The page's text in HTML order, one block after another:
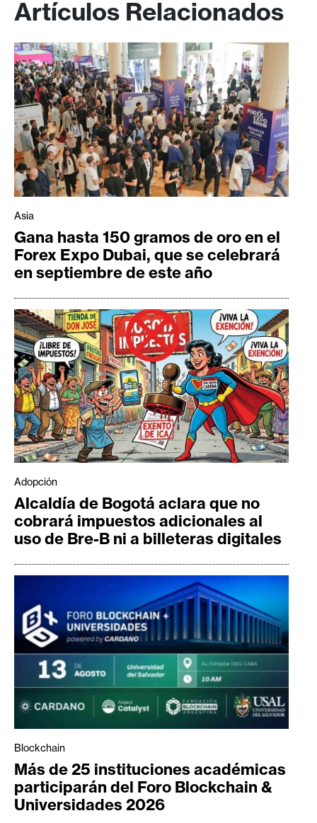
Artículos Relacionados
Asia
Gana hasta 150 gramos de oro en el
Forex Expo Dubai, que se celebrará
en septiembre de este año
Adopción
Alcaldía de Bogotá aclara que no
cobrará impuestos adicionales al
uso de Bre-B ni a billeteras digitales
Blockchain
Más de 25 instituciones académicas
participarán del Foro Blockchain &
Universidades 2026